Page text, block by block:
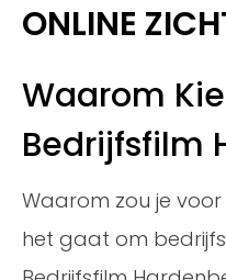
ONLINE
Waarom
Bedrijfsfilm
Waarom zou je voor
het gaat om